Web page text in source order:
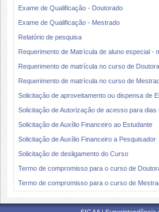
Exame de Qualificação - Doutorado
Exame de Qualificação - Mestrado
Relatório de pesquisa
Requerimento de Matrícula de aluno especial -
Requerimento de matrícula no curso de
Requerimento de matrícula no curso de
Solicitação de aproveitamento ou dispensa de
Solicitação de Autorização de acesso para dias
Solicitação de Auxílio Financeiro ao Estudante
Solicitação de Auxílio Financeiro a Pesquisador
Solicitação de desligamento do Curso
Termo de compromisso para o curso de
Termo de compromisso para o curso de